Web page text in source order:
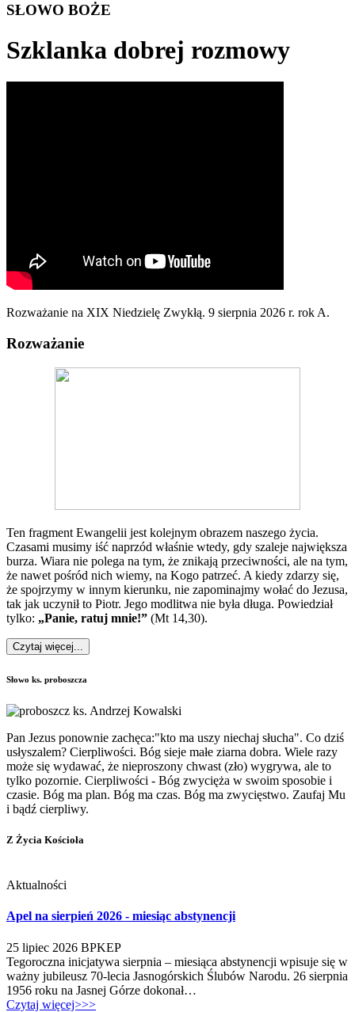
SŁOWO BOŻE
Szklanka dobrej rozmowy
Rozważanie na XIX Niedzielę Zwykłą. 9 sierpnia 2026 r. rok A.
Rozważanie
Ten fragment Ewangelii jest kolejnym obrazem naszego życia.
Czasami musimy iść naprzód właśnie wtedy, gdy szaleje największa
burza. Wiara nie polega na tym, że znikają przeciwności, ale na tym,
że nawet pośród nich wiemy, na Kogo patrzeć. A kiedy zdarzy się,
że spojrzymy w innym kierunku, nie zapominajmy wołać do Jezusa,
tak jak uczynił to Piotr. Jego modlitwa nie była długa. Powiedział
tylko: „Panie, ratuj mnie!” (Mt 14,30).
Czytaj więcej...
Słowo ks. proboszcza
Pan Jezus ponownie zachęca:"kto ma uszy niechaj słucha". Co dziś
usłyszalem? Cierpliwości. Bóg sieje małe ziarna dobra. Wiele razy
może się wydawać, że nieproszony chwast (zło) wygrywa, ale to
tylko pozornie. Cierpliwości - Bóg zwycięża w swoim sposobie i
czasie. Bóg ma plan. Bóg ma czas. Bóg ma zwycięstwo. Zaufaj Mu
i bądź cierpliwy.
Z Życia Kościoła
Aktualności
Apel na sierpień 2026 - miesiąc abstynencji
25 lipiec 2026 BPKEP
Tegoroczna inicjatywa sierpnia – miesiąca abstynencji wpisuje się w
ważny jubileusz 70-lecia Jasnogórskich Ślubów Narodu. 26 sierpnia
1956 roku na Jasnej Górze dokonał…
Czytaj więcej>>>